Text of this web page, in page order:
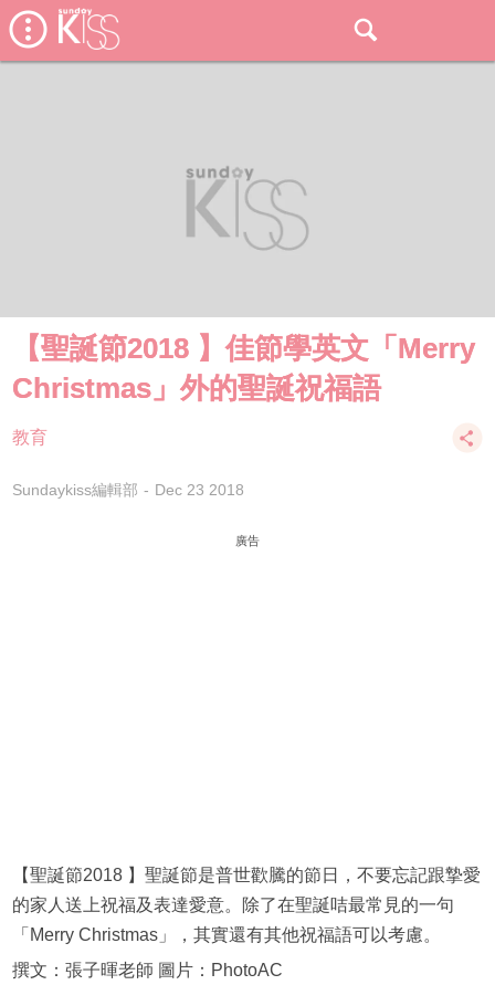
【聖誕節2018 】佳節學英文「Merry
Christmas」外的聖誕祝福語
教育
Sundaykiss編輯部 Dec 23 2018
廣告
【聖誕節2018 】聖誕節是普世歡騰的節日，不要忘記跟摯愛
的家人送上祝福及表達愛意。除了在聖誕咭最常見的一句
「Merry Christmas」，其實還有其他祝福語可以考慮。
撰文：張子暉老師 圖片：PhotoAC